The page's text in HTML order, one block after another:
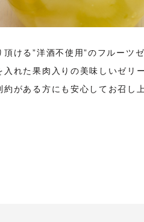
ける”洋酒不使用”のフルーツ
れた果肉入りの美味しいゼリー
がある方にも安心してお召し